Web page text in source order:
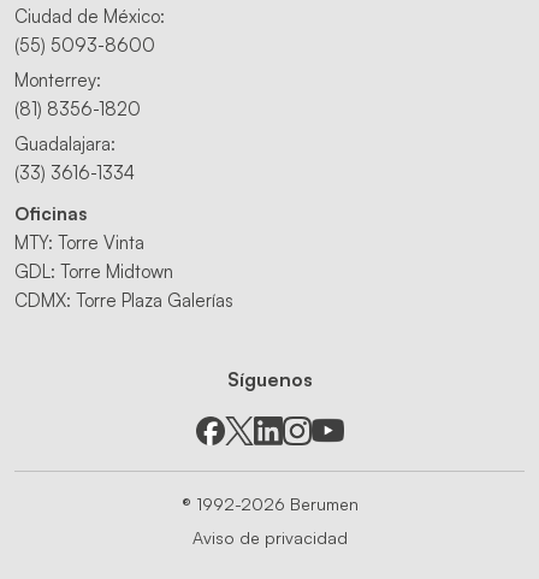
Ciudad de México:
(55) 5093-8600
Monterrey:
(81) 8356-1820
Guadalajara:
(33) 3616-1334
Oficinas
MTY: Torre Vinta
GDL: Torre Midtown
CDMX: Torre Plaza Galerías
Síguenos
® 1992-2026 Berumen
Aviso de privacidad